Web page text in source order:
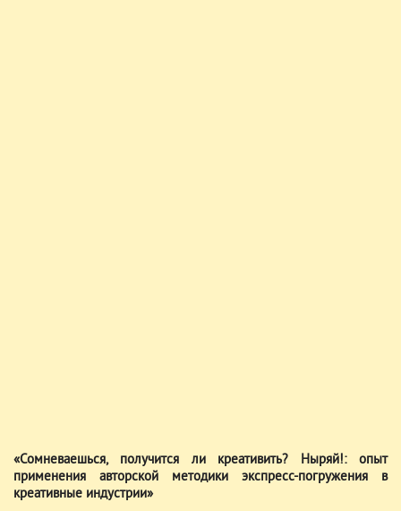
«Сомневаешься, получится ли креативить? Ныряй!: опыт
применения авторской методики экспресс-погружения в
креативные индустрии»